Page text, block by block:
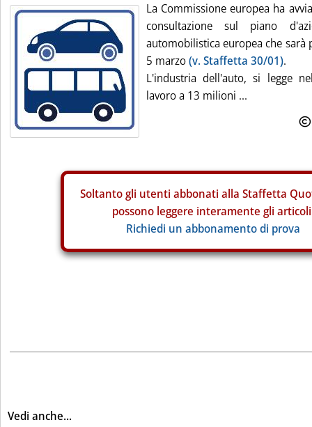
La Commissione europea ha
consultazione sul piano
automobilistica europea che sarà
5 marzo(v. Staffetta 30/01).
L'industria dell'auto, si legge
lavoro a 13 milioni ...
Soltanto gli utenti abbonati alla Staffetta
possono leggere interamente gli
Richiedi un abbonamento di prova
Vedi anche...